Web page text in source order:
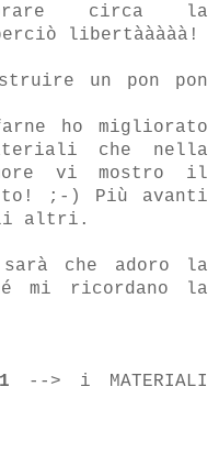
circa la
libertààààà!
un pon pon
ho migliorato
che nella
vi mostro il
;-) Più avanti
altri.
che adoro la
mi ricordano la
--> i MATERIALI